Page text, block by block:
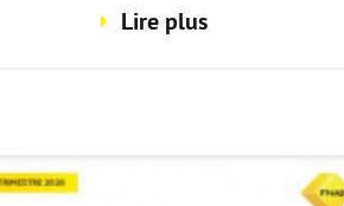
Lire plus